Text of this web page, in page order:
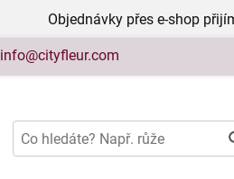
Objednávky přes e-shop
info@cityfleur.com